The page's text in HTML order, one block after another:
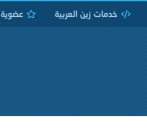
خدمات زين العربية عضوية V.I.P